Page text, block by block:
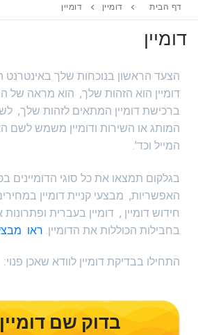
דף הבית דומיין דומיין
דומיין
הצעד הראשון בנוכחות שלך באינטרנט הוא
דומיין הוא הזהות שלך, הוא מראה של
ברכישת דומיין המתאים לזהות שלך,
המותג או השירות ודומיין משמש לשם
המייל וכד'.
בגלקום תמצאו את כל סוגי הדומיינים
האפשריות, מבצעי קניית דומיין
חידוש דומיין , דומיין בעברית ופתרונות
בחבילות הכוללות את הדומיין.ראו מבצעי
התחילו בבדיקת דומיין לוודא שאכן פנוי:
בדוק שם דומיין